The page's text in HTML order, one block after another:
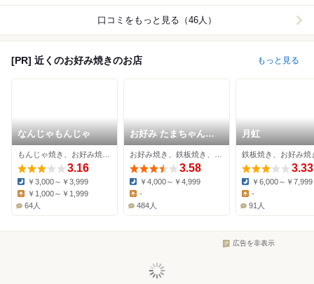
口コミをもっと見る（46人）
[PR] 近くのお好み焼きのお店 もっと見る
なんじゃもんじゃ
3.16
Dinner:
￥3,000～￥3,999
Lunch:
￥1,000～￥1,999
64人
お好み たまちゃん
viva
3.58
Dinner:
￥4,000～￥4,999
-
484人
月虹
3.33
Dinner:
￥6,000～￥7,999
Lunch:
-
91人
広告を非表示